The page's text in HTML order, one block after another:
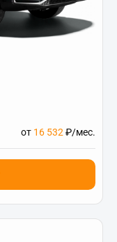
от 16 532 ₽/мес.